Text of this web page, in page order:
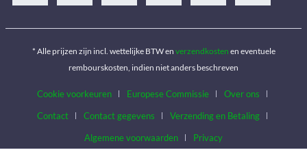
* Alle prijzen zijn incl. wettelijke BTW en verzendkosten en eventuele
rembourskosten, indien niet anders beschreven
Cookie voorkeuren Europese Commissie
Over ons
Contact
Contact gegevens
Verzending en Betaling
Algemene voorwaarden
Privacy